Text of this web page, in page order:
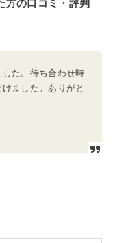
方の口コミ・評判
た。待ち合わせ時
ました。ありがと